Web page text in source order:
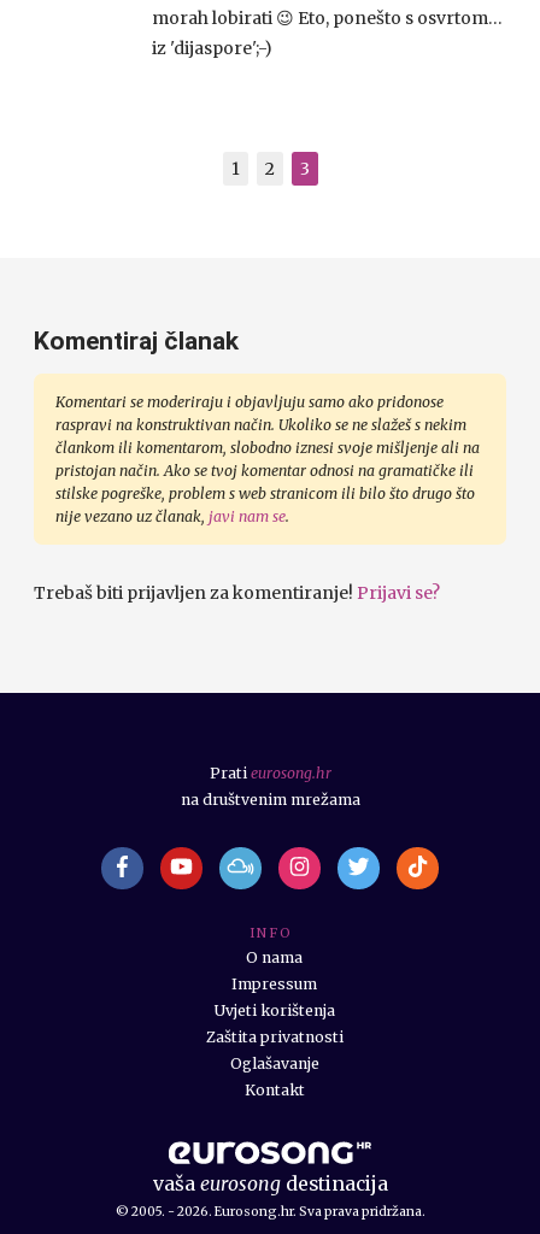
morah lobirati 😉 Eto, ponešto s osvrtom…
iz 'dijaspore';-)
1 2 3
Komentiraj članak
Komentari se moderiraju i objavljuju samo ako pridonose
raspravi na konstruktivan način. Ukoliko se ne slažeš s nekim
člankom ili komentarom, slobodno iznesi svoje mišljenje ali na
pristojan način. Ako se tvoj komentar odnosi na gramatičke ili
stilske pogreške, problem s web stranicom ili bilo što drugo što
nije vezano uz članak, javi nam se.
Trebaš biti prijavljen za komentiranje! Prijavi se?
vaša eurosongdestinacija
© 2005. - 2026. Eurosong.hr. Sva prava pridržana.
I N F O
O nama
Impressum
Uvjeti korištenja
Zaštita privatnosti
Oglašavanje
Kontakt
Prati eurosong.hr
na društvenim mrežama